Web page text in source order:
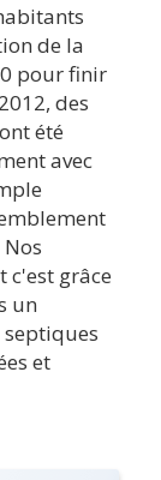
de la
pour finir
des
été
avec
c'est grâce
un
et